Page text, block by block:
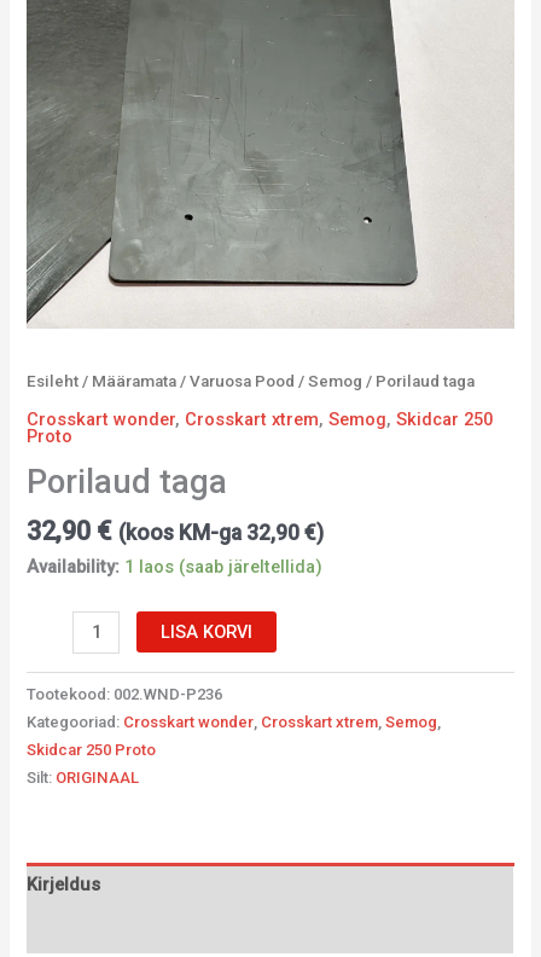
Esileht / Määramata /Varuosa Pood /Semog / Porilaud taga
Crosskart wonder, Crosskart xtrem,Semog,Skidcar 250
Proto
Porilaud taga
32,90 € (koos KM-ga 32,90€)
Availability: 1 laos (saab järeltellida)
LISA KORVI
Tootekood: 002.WND-P236
Kategooriad: Crosskart wonder, Crosskart xtrem,Semog,
Skidcar 250 Proto
Silt: ORIGINAAL
Kirjeldus